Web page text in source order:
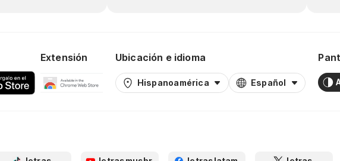
Extensión Ubicación e idioma
Hispanoamérica Español